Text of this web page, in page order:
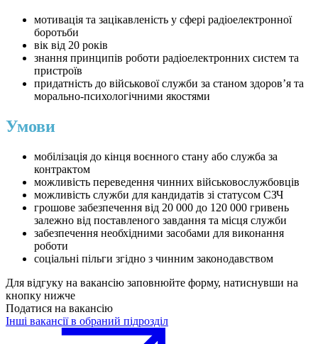
мотивація та зацікавленість у сфері радіоелектронної
боротьби
вік від 20 років
знання принципів роботи радіоелектронних систем та
пристроїв
придатність до військової служби за станом здоров’я та
морально-психологічними якостями
Умови
мобілізація до кінця воєнного стану або служба за
контрактом
можливість переведення чинних військовослужбовців
можливість служби для кандидатів зі статусом СЗЧ
грошове забезпечення від 20 000 до 120 000 гривень
залежно від поставленого завдання та місця служби
забезпечення необхідними засобами для виконання
роботи
соціальні пільги згідно з чинним законодавством
Для відгуку на вакансію заповнюйте форму, натиснувши на
кнопку нижче
Податися на вакансію
Інші вакансії в обраний підрозділ